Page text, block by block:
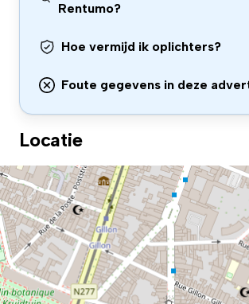
Rentumo?
Hoe vermijd ik oplichters?
Foute gegevens in deze
Locatie